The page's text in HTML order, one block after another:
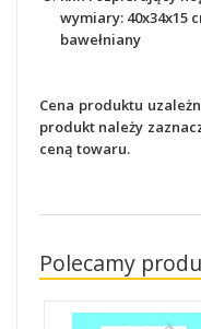
wymiary: 40x34x15
bawełniany
Cena produktu
produkt należy
ceną towaru.
Polecamy